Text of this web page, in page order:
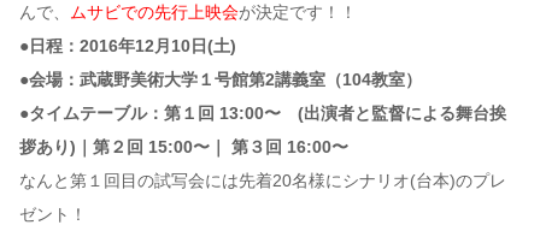
んで、 ムサビでの先行上映会が決定です！！
●日程：2016年12月10日(土)
●会場：武蔵野美術大学１号館第2講義室（104教室）
●タイムテーブル：第１回 13:00〜 (出演者と監督による舞台挨
拶あり)｜第２回 15:00〜｜ 第３回 16:00〜
なんと第１回目の試写会には先着20名様にシナリオ(台本)のプレ
ゼント！